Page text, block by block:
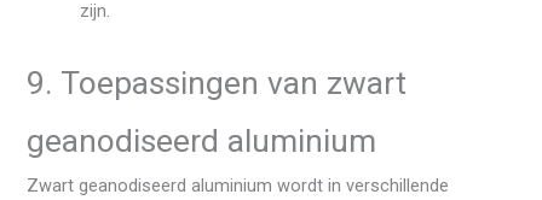
zijn.
9. Toepassingen van zwart
geanodiseerd aluminium
Zwart geanodiseerd aluminium wordt in verschillende